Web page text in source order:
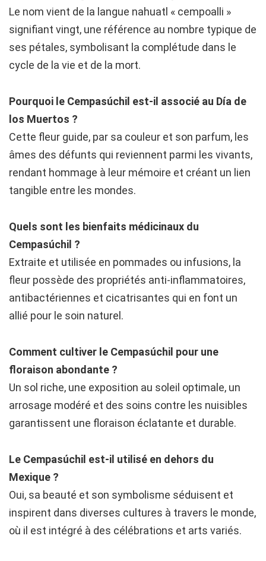
Le nom vient de la langue nahuatl « cempoalli »
signifiant vingt, une référence au nombre typique de
ses pétales, symbolisant la complétude dans le
cycle de la vie et de la mort.
Pourquoi le Cempasúchil est-il associé au Día de
los Muertos ?
Cette fleur guide, par sa couleur et son parfum, les
âmes des défunts qui reviennent parmi les vivants,
rendant hommage à leur mémoire et créant un lien
tangible entre les mondes.
Quels sont les bienfaits médicinaux du
Cempasúchil ?
Extraite et utilisée en pommades ou infusions, la
fleur possède des propriétés anti-inflammatoires,
antibactériennes et cicatrisantes qui en font un
allié pour le soin naturel.
Comment cultiver le Cempasúchil pour une
floraison abondante ?
Un sol riche, une exposition au soleil optimale, un
arrosage modéré et des soins contre les nuisibles
garantissent une floraison éclatante et durable.
Le Cempasúchil est-il utilisé en dehors du
Mexique ?
Oui, sa beauté et son symbolisme séduisent et
inspirent dans diverses cultures à travers le monde,
où il est intégré à des célébrations et arts variés.